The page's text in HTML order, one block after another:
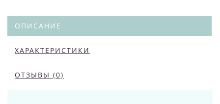
ОПИСАНИЕ
ХАРАКТЕРИСТИКИ
ОТЗЫВЫ (0)